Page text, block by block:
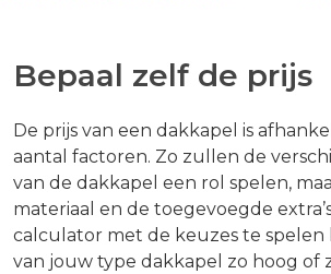
Bepaal zelf de prijs
De prijs van een dakkapel is
aantal factoren. Zo zullen de
van de dakkapel een rol spelen,
materiaal en de toegevoegde
calculator met de keuzes te spelen
van jouw type dakkapel zo hoog of